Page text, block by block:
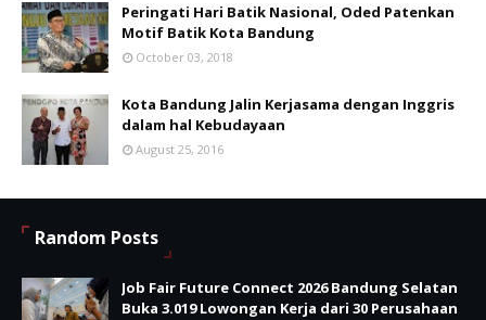
Peringati Hari Batik Nasional, Oded Patenkan
Motif Batik Kota Bandung
October 03, 2018
Kota Bandung Jalin Kerjasama dengan Inggris
dalam hal Kebudayaan
August 25, 2016
Random Posts
Job Fair Future Connect 2026 Bandung Selatan
Buka 3.019 Lowongan Kerja dari 30 Perusahaan